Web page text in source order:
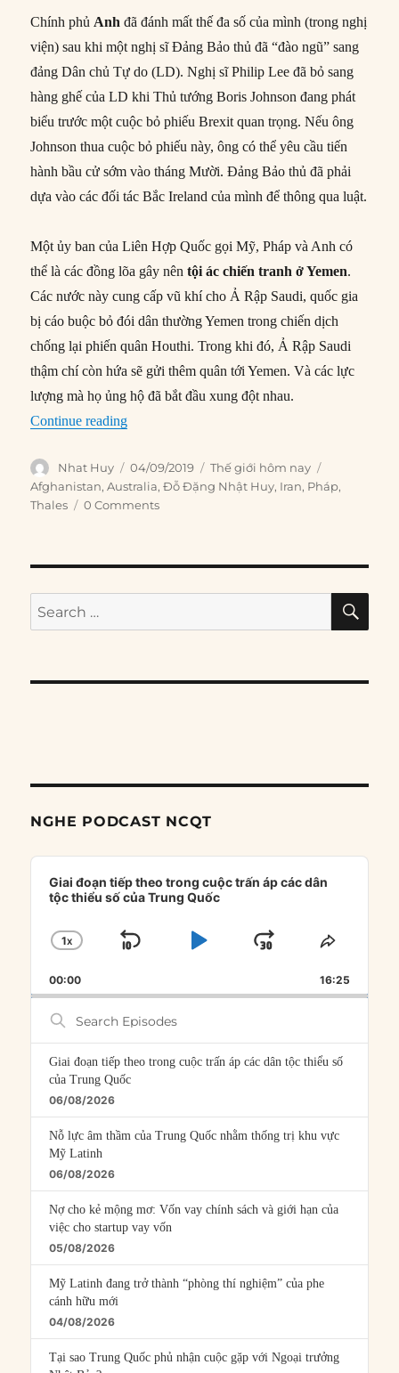
Chính phủ Anh đã đánh mất thế đa số của mình (trong nghị
viện) sau khi một nghị sĩ Đảng Bảo thủ đã “đào ngũ” sang
đảng Dân chủ Tự do (LD). Nghị sĩ Philip Lee đã bỏ sang
hàng ghế của LD khi Thủ tướng Boris Johnson đang phát
biểu trước một cuộc bỏ phiếu Brexit quan trọng. Nếu ông
Johnson thua cuộc bỏ phiếu này, ông có thể yêu cầu tiến
hành bầu cử sớm vào tháng Mười. Đảng Bảo thủ đã phải
dựa vào các đối tác Bắc Ireland của mình để thông qua luật.
Một ủy ban của Liên Hợp Quốc gọi Mỹ, Pháp và Anh có
thể là các đồng lõa gây nêntội ác chiến tranh ở Yemen.
Các nước này cung cấp vũ khí cho Ả Rập Saudi, quốc gia
bị cáo buộc bỏ đói dân thường Yemen trong chiến dịch
chống lại phiến quân Houthi. Trong khi đó, Ả Rập Saudi
thậm chí còn hứa sẽ gửi thêm quân tới Yemen. Và các lực
lượng mà họ ủng hộ đã bắt đầu xung đột nhau.
Continue reading“Thế giới hôm nay: 04/09/2019”
Author
Nhat Huy
Posted
on
04/09/2019 Categories
Thế giới hôm nay
Afghanistan,Australia,Đỗ Đặng Nhật Huy, Iran, Pháp,
Thales
0 Comments
Search
for:
NGHE PODCAST NCQT
Audio
Player
Giai đoạn tiếp theo trong cuộc trấn áp các dân
tộc thiểu số của Trung Quốc
CHANGE
RATE
1X
SKIP
PLAYJUMP
FORWARD
SHARE
00:00 16:25
Search
Episodes
Giai đoạn tiếp theo trong cuộc trấn áp các dân tộc thiểu số
của Trung Quốc
06/08/2026
Nỗ lực âm thầm của Trung Quốc nhằm thống trị khu vực
Mỹ Latinh
06/08/2026
Nợ cho kẻ mộng mơ: Vốn vay chính sách và giới hạn của
việc cho startup vay vốn
05/08/2026
Mỹ Latinh đang trở thành “phòng thí nghiệm” của phe
cánh hữu mới
04/08/2026
Tại sao Trung Quốc phủ nhận cuộc gặp với Ngoại trưởng